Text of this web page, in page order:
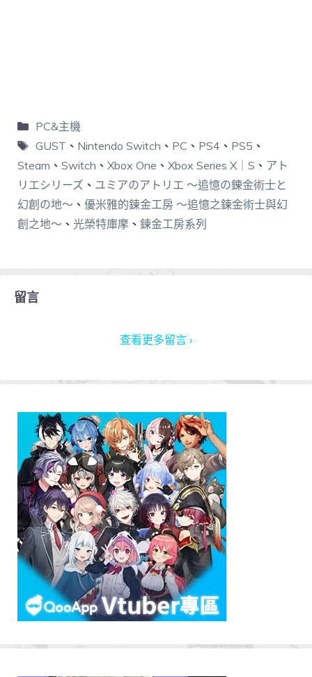
PC&主機
GUST 、 Nintendo Switch 、 PC 、 PS4 、 PS5 、
Steam 、 Switch 、 Xbox One 、 Xbox Series X｜S 、 アト
リエシリーズ 、 ユミアのアトリエ ～追憶の錬金術士と
幻創の地～ 、 優米雅的鍊金工房 ～追憶之鍊金術士與幻
創之地～ 、 光榮特庫摩 、 鍊金工房系列
留言
查看更多留言 ›